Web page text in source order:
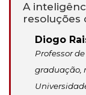
A
resoluções
Diogo
Professor
graduação,